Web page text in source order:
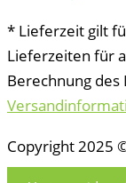
* Lieferzeit gilt
Lieferzeiten für
Berechnung
Copyright 2025